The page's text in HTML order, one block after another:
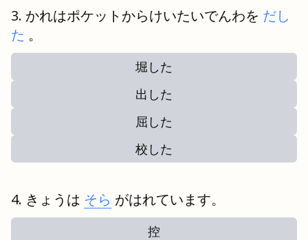
かれはポケットからけいたいでんわを だし
た 。
堀した
出した
屈した
校した
きょうは そら がはれています。
控